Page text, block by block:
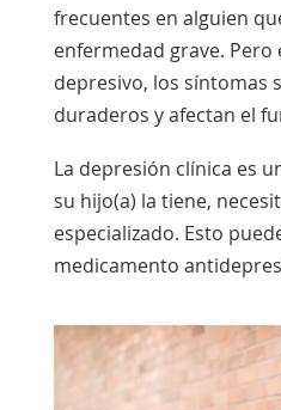
frecuentes en alguien
enfermedad grave.
depresivo, los síntomas
duraderos y afectan el
La depresión clínica es
su hijo(a) la tiene,
especializado. Esto
medicamento